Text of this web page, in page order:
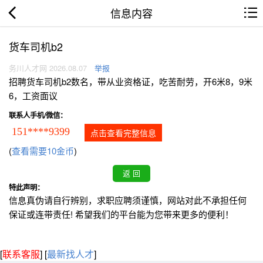
信息内容
货车司机b2
务川人才网 2026.08.07 举报
招聘货车司机b2数名，带从业资格证，吃苦耐劳，开6米8，9米
6，工资面议
联系人手机/微信：
151****9399 点击查看完整信息
(查看需要10金币)
特此声明：
信息真伪请自行辨别，求职应聘须谨慎，网站对此不承担任何
保证或连带责任! 希望我们的平台能为您带来更多的便利！
[联系客服] [最新找人才]